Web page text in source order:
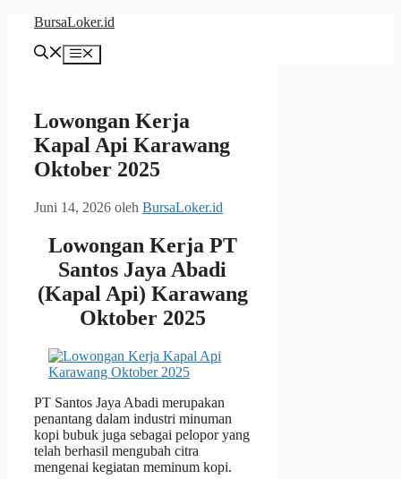
Langsung
BursaLoker.id
Menu
Lowongan Kerja
Kapal Api Karawang
Oktober 2025
Juni 14, 2026 oleh BursaLoker.id
Lowongan Kerja PT
Santos Jaya Abadi
(Kapal Api) Karawang
Oktober 2025
PT Santos Jaya Abadi merupakan
penantang dalam industri minuman
kopi bubuk juga sebagai pelopor yang
telah berhasil mengubah citra
mengenai kegiatan meminum kopi.